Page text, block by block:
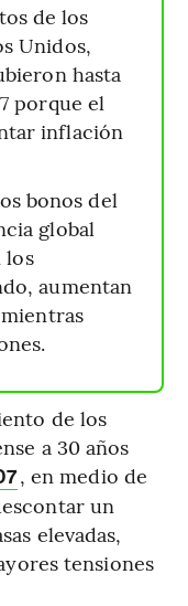
de los
Unidos,
hasta
porque el
inflación
bonos del
global
los
aumentan
de los
a 30 años
, en medio de
un
elevadas,
tensiones